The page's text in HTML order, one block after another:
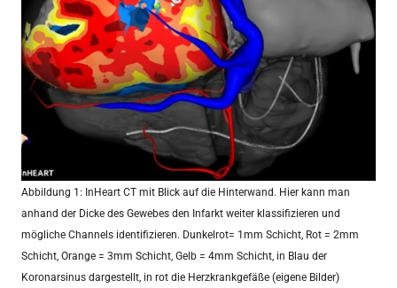
Abbildung 1: InHeart CT mit Blick auf die Hinterwand. Hier kann man
anhand der Dicke des Gewebes den Infarkt weiter klassifizieren und
mögliche Channels identifizieren. Dunkelrot= 1mm Schicht, Rot = 2mm
Schicht, Orange = 3mm Schicht, Gelb = 4mm Schicht, in Blau der
Koronarsinus dargestellt, in rot die Herzkrankgefäße (eigene Bilder)